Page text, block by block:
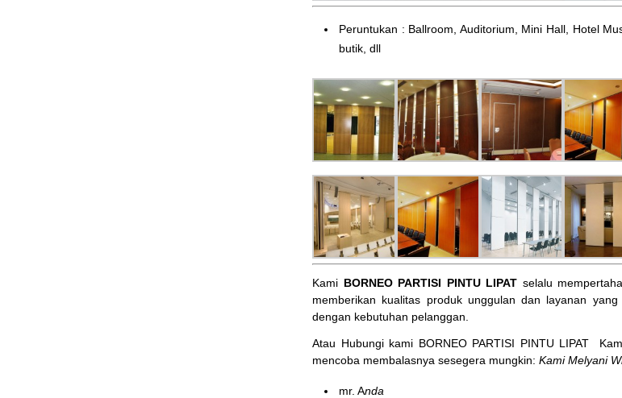
Peruntukan : Ballroom, Auditorium, Mini Hall, Hotel
butik, dll
Kami BORNEO PARTISI PINTU LIPAT selalu
memberikan kualitas produk unggulan dan layanan
dengan kebutuhan pelanggan.
Atau Hubungi kami BORNEO PARTISI PINTU LIPAT
mencoba membalasnya sesegera mungkin: Kami Melyani
mr. Anda